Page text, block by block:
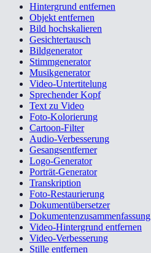
Hintergrund entfernen
Objekt entfernen
Bild hochskalieren
Gesichtertausch
Bildgenerator
Stimmgenerator
Musikgenerator
Video-Untertitelung
Sprechender Kopf
Text zu Video
Foto-Kolorierung
Cartoon-Filter
Audio-Verbesserung
Gesangsentferner
Logo-Generator
Porträt-Generator
Transkription
Foto-Restaurierung
Dokumentübersetzer
Dokumentenzusammenfassung
Video-Hintergrund entfernen
Video-Verbesserung
Stille entfernen